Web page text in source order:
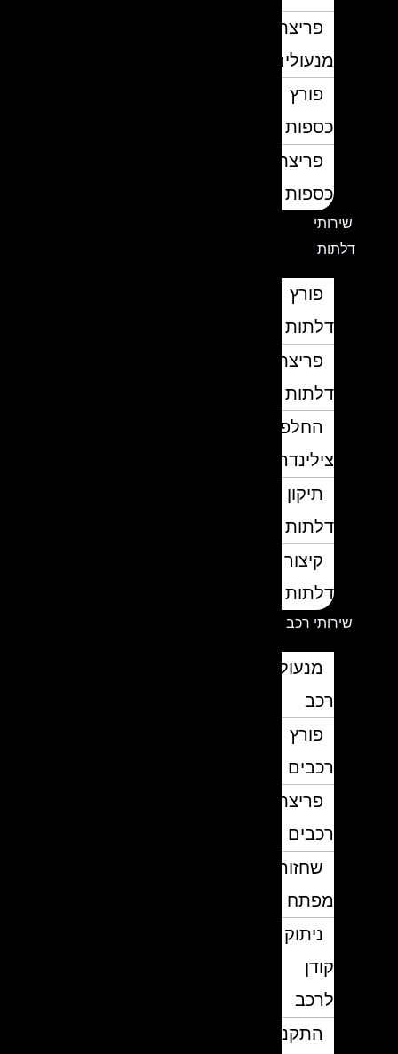
פריצת
מנעולים
פורץ
כספות
פריצת
כספות
שירותי
דלתות
פורץ
דלתות
פריצת
דלתות
החלפת
צילינדרים
תיקון
דלתות
קיצור
דלתות
שירותי רכב
מנעולן
פורץ
רכבים
פריצת
רכבים
שחזור
מפתח
ניתוק
לרכב
התקנת